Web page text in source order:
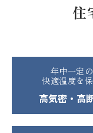
住
年中一定の
快適温度を
高気密・高